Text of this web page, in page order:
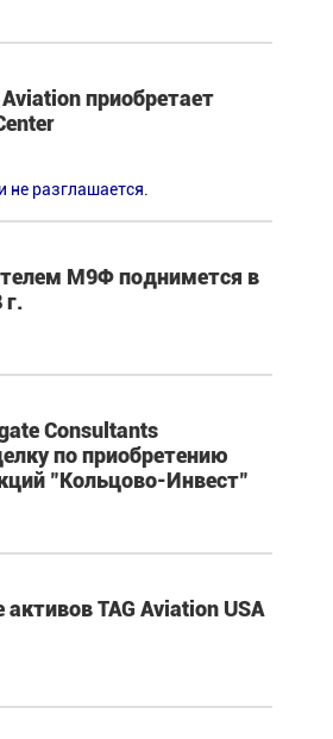
приобретает
не разглашается.
М9Ф поднимется в
г.
Consultants
по приобретению
"Кольцово-Инвест"
TAG Aviation USA